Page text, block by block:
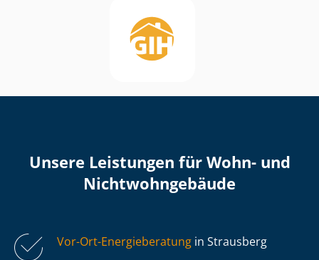
Unsere Leistungen für Wohn- und
Nicht­wohn­ge­bäu­de
Vor-Ort-Energieberatung in Strausberg